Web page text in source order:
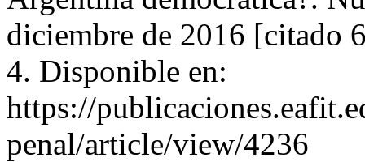
diciembre de 2016 [citado
4. Disponible en:
https://
penal/article/view/4236